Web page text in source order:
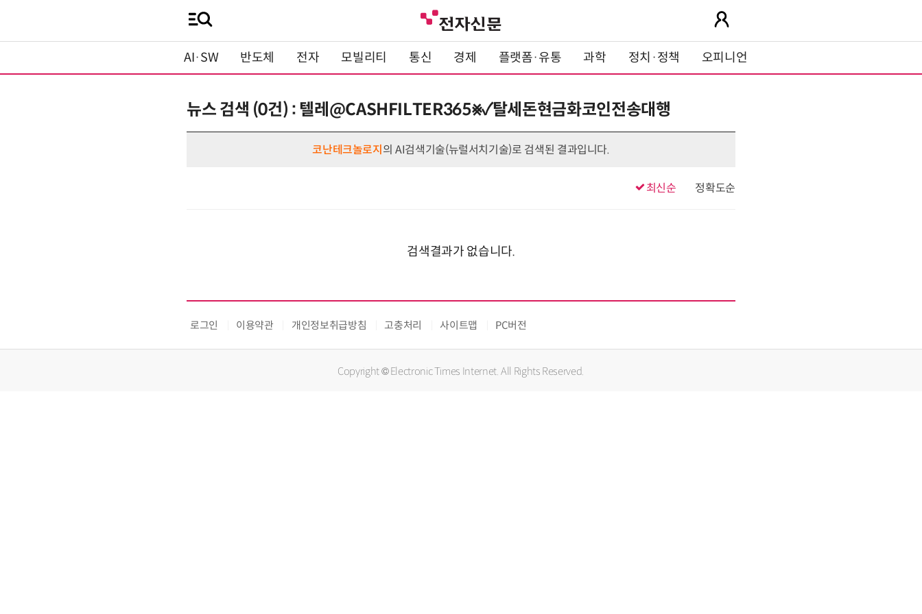
AI·SW 반도체 전자 모빌리티 통신 경제 플랫폼·유통 과학 정치·정책 오피니언
뉴스 검색 (0건) : 텔레@CASHFILTER365⨳✓탈세돈현금화코인전송대행
코난테크놀로지 의 AI검색기술(뉴럴서치기술)로 검색된 결과입니다.
최신순 정확도순
검색결과가 없습니다.
로그인 이용약관 개인정보취급방침 고충처리 사이트맵 PC버전
Copyright © Electronic Times Internet. All Rights Reserved.